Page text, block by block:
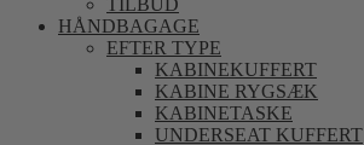
HÅNDBAGAGE
EFTER TYPE
KABINEKUFFERT
KABINE RYGSÆK
KABINETASKE
UNDERSEAT KUFFERT